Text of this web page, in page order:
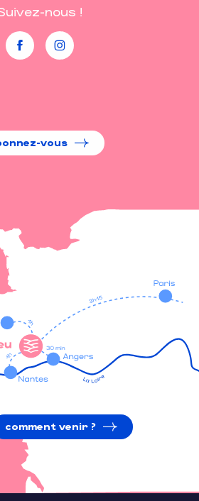
nous !
vous
comment venir ?